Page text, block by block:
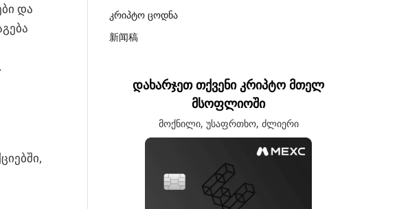
და
კრიპტო ცოდნა
新闻稿
დახარჯეთ თქვენი კრიპტო მთელ
მსოფლიოში
მოქნილი, უსაფრთხო, ძლიერი